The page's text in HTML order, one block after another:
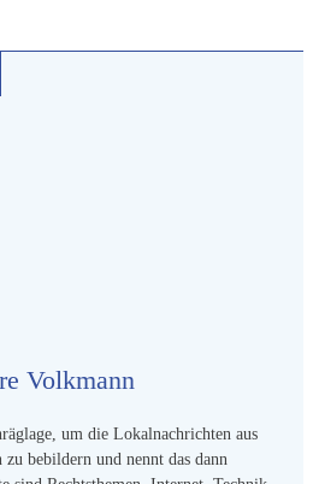
Volkmann
um die Lokalnachrichten aus
bebildern und nennt das dann